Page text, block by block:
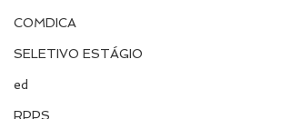
COMDICA
SELETIVO ESTÁGIO
ed
RPPS